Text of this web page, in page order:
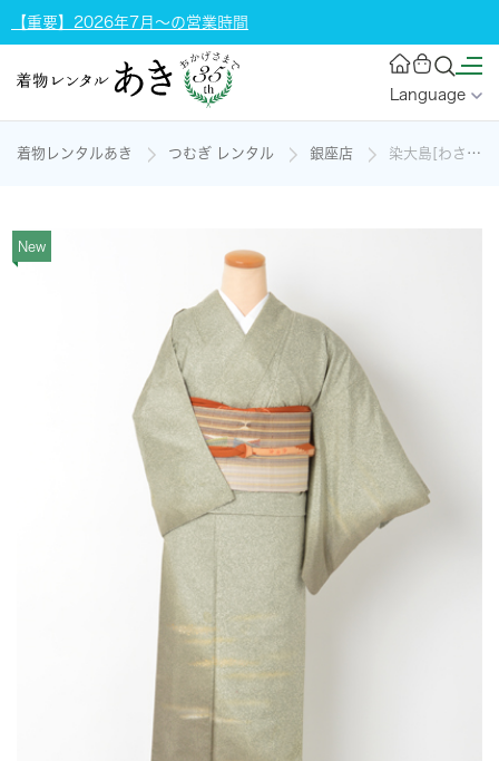
【重要】2026年7月～の営業時間
Language
着物レンタルあき つむぎ レンタル 銀座店 染大島[わさび色/Ｓサイズ]の着物レンタル
New